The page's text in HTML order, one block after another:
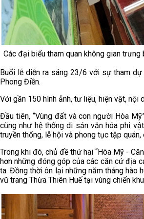
Các đại biểu tham quan không gian trưng
Buổi lễ diễn ra sáng 23/6 với sự tham
Phong Điền.
Với gần 150 hình ảnh, tư liệu, hiện vật, nội
Đầu tiên, “Vùng đất và con người Hòa
cũng như hệ thống di sản văn hóa phi
truyền thống, lễ hội và phong tục tập
Trong khi đó, chủ đề thứ hai “Hòa Mỹ -
hơn những đóng góp của các căn cứ địa
ta. Đồng thời ôn lại những năm tháng hào
vũ trang Thừa Thiên Huế tại vùng chiến